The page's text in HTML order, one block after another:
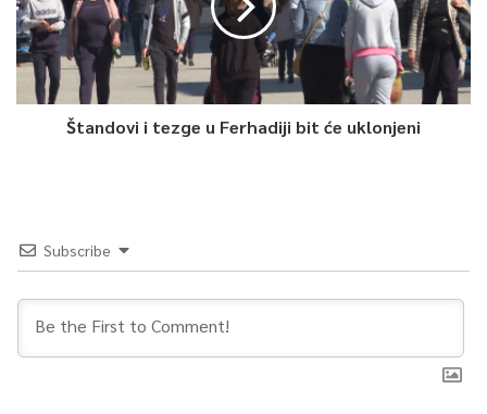
Štandovi i tezge u Ferhadiji bit će uklonjeni
Subscribe